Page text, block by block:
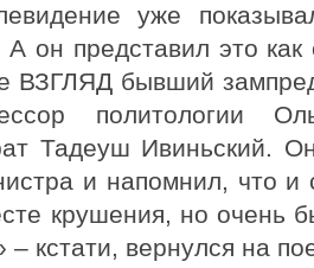
уже
А он представил это
ВЗГЛЯД бывший
политологии
Тадеуш Ивиньский.
и напомнил, что
крушения, но очень
– кстати, вернулся на